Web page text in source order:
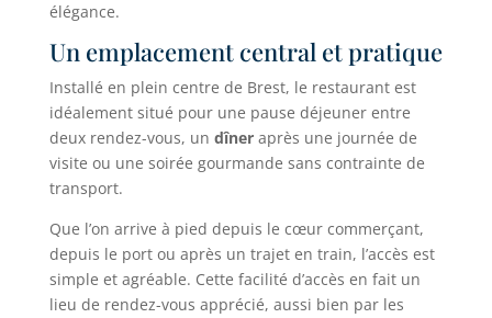
élégance.
Un emplacement central et pratique
Installé en plein centre de Brest, le restaurant est
idéalement situé pour une pause déjeuner entre
deux rendez-vous, un dîneraprès une journée de
visite ou une soirée gourmande sans contrainte de
transport.
Que l’on arrive à pied depuis le cœur commerçant,
depuis le port ou après un trajet en train, l’accès est
simple et agréable. Cette facilité d’accès en fait un
lieu de rendez-vous apprécié, aussi bien par les